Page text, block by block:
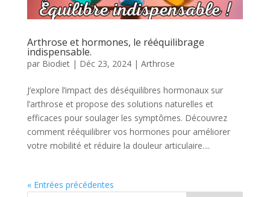
Arthrose et hormones, le rééquilibrage
indispensable.
par Biodiet| Déc 23, 2024| Arthrose
J’explore l’impact des déséquilibres hormonaux sur
l’arthrose et propose des solutions naturelles et
efficaces pour soulager les symptômes. Découvrez
comment rééquilibrer vos hormones pour améliorer
votre mobilité et réduire la douleur articulaire....
« Entrées précédentes